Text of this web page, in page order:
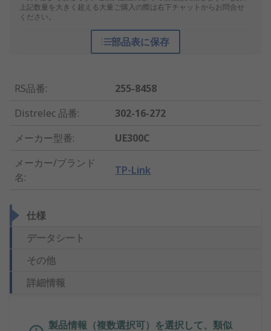
上記数量を大きく超える大量ご購入の際は右下チャットからお問合せ
ください。
部品表に保存
RS品番:
255-8458
Distrelec 品番:
302-16-272
メーカー型番:
UE300C
メーカー/ブランド
名:
TP-Link
仕様
データシート
その他
詳細情報
製品情報（複数選択可）を選択して、類似